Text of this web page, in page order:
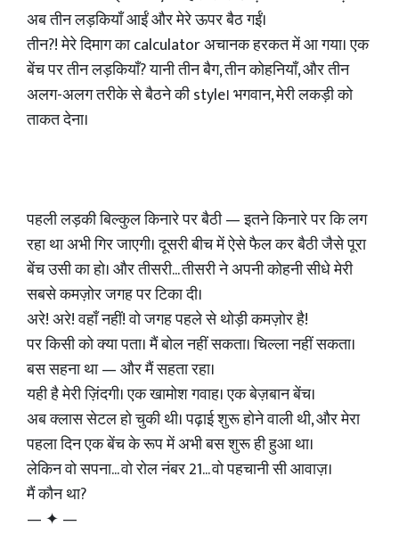
अब तीन लड़कियाँ आईं और मेरे ऊपर बैठ गईं।
तीन?! मेरे दिमाग का calculator अचानक हरकत में आ गया। एक
बेंच पर तीन लड़कियाँ? यानी तीन बैग, तीन कोहनियाँ, और तीन
अलग-अलग तरीके से बैठने की style। भगवान, मेरी लकड़ी को
ताकत देना।
पहली लड़की बिल्कुल किनारे पर बैठी — इतने किनारे पर कि लग
रहा था अभी गिर जाएगी। दूसरी बीच में ऐसे फैल कर बैठी जैसे पूरा
बेंच उसी का हो। और तीसरी... तीसरी ने अपनी कोहनी सीधे मेरी
सबसे कमज़ोर जगह पर टिका दी।
अरे! अरे! वहाँ नहीं! वो जगह पहले से थोड़ी कमज़ोर है!
पर किसी को क्या पता। मैं बोल नहीं सकता। चिल्ला नहीं सकता।
बस सहना था — और मैं सहता रहा।
यही है मेरी ज़िंदगी। एक खामोश गवाह। एक बेज़बान बेंच।
अब क्लास सेटल हो चुकी थी। पढ़ाई शुरू होने वाली थी, और मेरा
पहला दिन एक बेंच के रूप में अभी बस शुरू ही हुआ था।
लेकिन वो सपना... वो रोल नंबर 21... वो पहचानी सी आवाज़।
मैं कौन था?
— ✦ —